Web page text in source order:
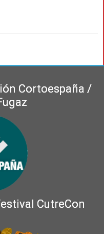
Cortoespaña /
CutreCon